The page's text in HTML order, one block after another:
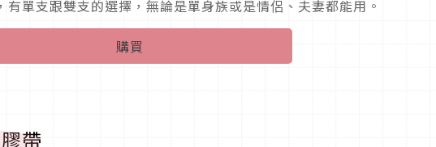
單支跟雙支的選擇，無論是單身族或是情侶、夫妻都能用。
購買
帶